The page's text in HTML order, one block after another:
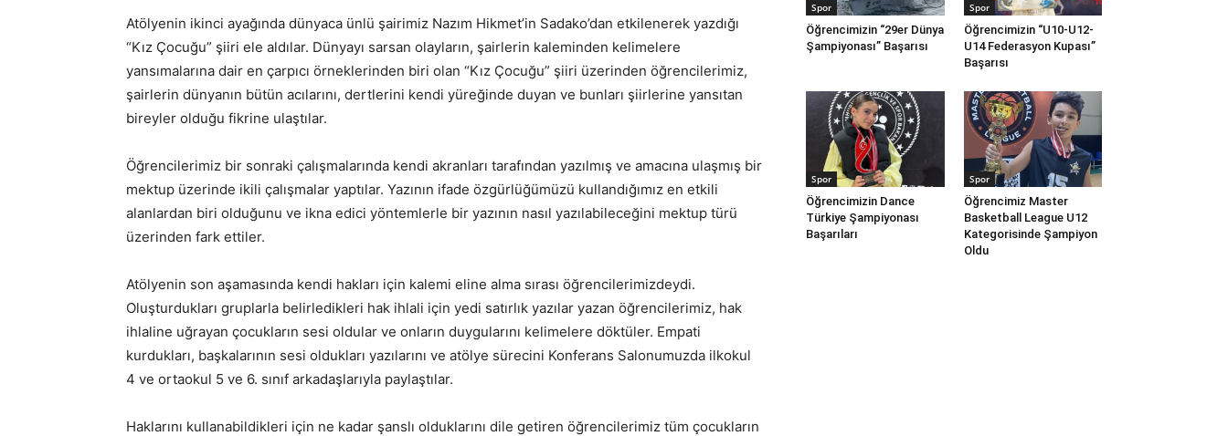
Atölyenin ikinci ayağında dünyaca ünlü şairimiz Nazım Hikmet’in Sadako’dan etkilenerek yazdığı
“Kız Çocuğu” şiiri ele aldılar. Dünyayı sarsan olayların, şairlerin kaleminden kelimelere
yansımalarına dair en çarpıcı örneklerinden biri olan “Kız Çocuğu” şiiri üzerinden öğrencilerimiz,
şairlerin dünyanın bütün acılarını, dertlerini kendi yüreğinde duyan ve bunları şiirlerine yansıtan
bireyler olduğu fikrine ulaştılar.
Öğrencilerimiz bir sonraki çalışmalarında kendi akranları tarafından yazılmış ve amacına ulaşmış bir
mektup üzerinde ikili çalışmalar yaptılar. Yazının ifade özgürlüğümüzü kullandığımız en etkili
alanlardan biri olduğunu ve ikna edici yöntemlerle bir yazının nasıl yazılabileceğini mektup türü
üzerinden fark ettiler.
Atölyenin son aşamasında kendi hakları için kalemi eline alma sırası öğrencilerimizdeydi.
Oluşturdukları gruplarla belirledikleri hak ihlali için yedi satırlık yazılar yazan öğrencilerimiz, hak
ihlaline uğrayan çocukların sesi oldular ve onların duygularını kelimelere döktüler. Empati
kurdukları, başkalarının sesi oldukları yazılarını ve atölye sürecini Konferans Salonumuzda ilkokul
4 ve ortaokul 5 ve 6. sınıf arkadaşlarıyla paylaştılar.
Haklarını kullanabildikleri için ne kadar şanslı olduklarını dile getiren öğrencilerimiz tüm çocukların
Spor
Öğrencimizin “29er Dünya
Şampiyonası” Başarısı
Spor
Öğrencimizin “U10-U12-
U14 Federasyon Kupası”
Başarısı
Spor
Öğrencimizin Dance
Türkiye Şampiyonası
Başarıları
Spor
Öğrencimiz Master
Basketball League U12
Kategorisinde Şampiyon
Oldu